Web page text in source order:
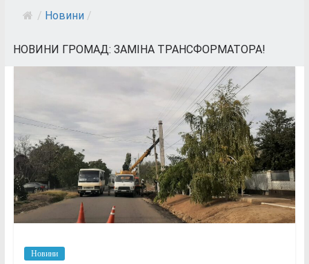
/ Новини /
НОВИНИ ГРОМАД: ЗАМІНА ТРАНСФОРМАТОРА!
Новини